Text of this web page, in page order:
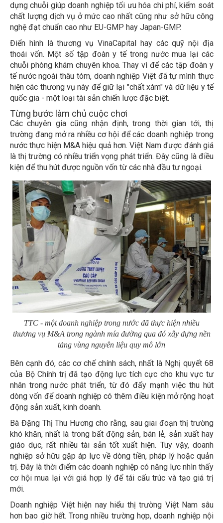
dựng chuỗi giúp doanh nghiệp tối ưu hóa chi phí, kiểm soát
chất lượng dịch vụ ở mức cao nhất cũng như sở hữu công
nghệ đạt chuẩn cao như EU-GMP hay Japan-GMP.
Điển hình là thương vụ VinaCapital hay các quỹ nội địa
thoái vốn. Một số tập đoàn y tế trong nước mua lại các
chuỗi phòng khám chuyên khoa. Thay vì để các tập đoàn y
tế nước ngoài thâu tóm, doanh nghiệp Việt đã tự mình thực
hiện các thương vụ này để giữ lại "chất xám" và dữ liệu y tế
quốc gia - một loại tài sản chiến lược đặc biệt.
Từng bước làm chủ cuộc chơi
Các chuyên gia cũng nhận định, trong thời gian tới, thị
trường đang mở ra nhiều cơ hội để các doanh nghiệp trong
nước thực hiện M&A hiệu quả hơn. Việt Nam được đánh giá
là thị trường có nhiều triển vọng phát triển. Đây cũng là điều
kiện để thu hút được nguồn vốn từ các nhà đầu tư ngoại.
TTC - một doanh nghiệp trong nước đã thực hiện nhiều
thương vụ M&A trong ngành mía đường qua đó xây dựng nền
tảng vùng nguyên liệu quy mô lớn
Bên cạnh đó, các cơ chế chính sách, nhất là Nghị quyết 68
của Bộ Chính trị đã tạo động lực tích cực cho khu vực tư
nhân trong nước phát triển, từ đó đẩy mạnh việc thu hút
dòng vốn để doanh nghiệp có thêm điều kiện mở rộng hoạt
động sản xuất, kinh doanh.
Bà Đặng Thị Thu Hương cho rằng, sau giai đoạn thị trường
khó khăn, nhất là trong bất động sản, bán lẻ, sản xuất hay
giáo dục, rất nhiều tài sản tốt xuất hiện. Tuy vậy, doanh
nghiệp sở hữu gặp áp lực về dòng tiền, pháp lý hoặc quản
trị. Đây là thời điểm các doanh nghiệp có năng lực nhìn thấy
cơ hội mua lại với giá hợp lý để tái cấu trúc và tạo giá trị
mới.
Doanh nghiệp Việt hiện nay hiểu thị trường Việt Nam sâu
hơn bao giờ hết. Trong nhiều trường hợp, doanh nghiệp nội